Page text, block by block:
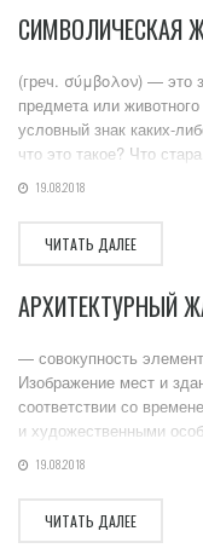
СИМВОЛИЧЕСКАЯ
(греч. σύμβολον) — это
предмета или
условный знак каких-
что это такое? Что
19.08.2018
ЧИТАТЬ ДАЛЕЕ
АРХИТЕКТУРНЫЙ
— совокупность
Изображение мест и
соответствии со
и художественными
19.08.2018
ЧИТАТЬ ДАЛЕЕ